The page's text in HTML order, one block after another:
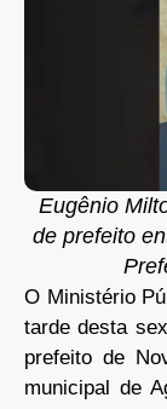
Eugênio
de prefeito
O Ministério
tarde desta
prefeito de
municipal de